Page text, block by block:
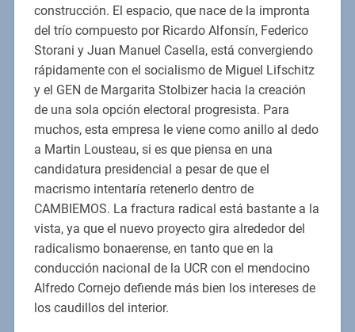
construcción. El espacio, que nace de la impronta
del trío compuesto por Ricardo Alfonsín, Federico
Storani y Juan Manuel Casella, está convergiendo
rápidamente con el socialismo de Miguel Lifschitz
y el GEN de Margarita Stolbizer hacia la creación
de una sola opción electoral progresista. Para
muchos, esta empresa le viene como anillo al dedo
a Martin Lousteau, si es que piensa en una
candidatura presidencial a pesar de que el
macrismo intentaría retenerlo dentro de
CAMBIEMOS. La fractura radical está bastante a la
vista, ya que el nuevo proyecto gira alrededor del
radicalismo bonaerense, en tanto que en la
conducción nacional de la UCR con el mendocino
Alfredo Cornejo defiende más bien los intereses de
los caudillos del interior.